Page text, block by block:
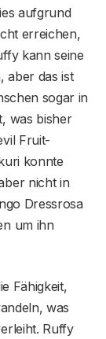
aufgrund
erreichen,
kann seine
aber das ist
sogar in
was bisher
Fruit-
konnte
nicht in
Dressrosa
um ihn
Fähigkeit,
was
Ruffy